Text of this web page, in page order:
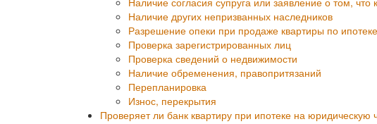
Наличие других непризванных наследников
Разрешение опеки при продаже квартиры по ипотеке
Проверка зарегистрированных лиц
Проверка сведений о недвижимости
Наличие обременения, правопритязаний
Перепланировка
Износ, перекрытия
Проверяет ли банк квартиру при ипотеке на юридическую